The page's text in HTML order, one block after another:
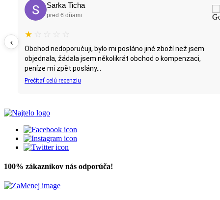
Sarka Ticha
pred 6 dňami
★ ☆ ☆ ☆ ☆
Obchod nedoporučuji, bylo mi posláno jiné zboží než jsem
objednala, žádala jsem několikrát obchod o kompenzaci,
peníze mi zpět poslány...
Prečítať celú recenziu
‹
100% zákazníkov nás odporúča!